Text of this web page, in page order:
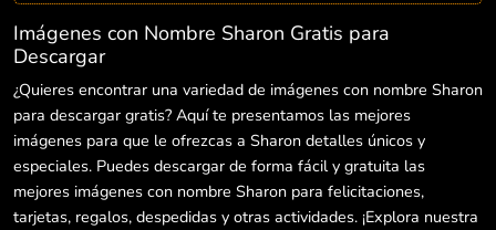
Imágenes con Nombre Sharon Gratis para
Descargar
¿Quieres encontrar una variedad de imágenes con nombre Sharon
para descargar gratis? Aquí te presentamos las mejores
imágenes para que le ofrezcas a Sharon detalles únicos y
especiales. Puedes descargar de forma fácil y gratuita las
mejores imágenes con nombre Sharon para felicitaciones,
tarjetas, regalos, despedidas y otras actividades. ¡Explora nuestra